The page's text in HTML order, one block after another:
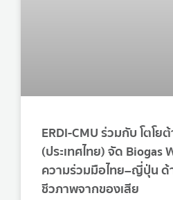
ERDI-CMU ร่วมกับ โตโย
(ประเทศไทย) จัด Biogas
ความร่วมมือไทย–ญี่ปุ่น ด้
ชีวภาพจากของเสีย